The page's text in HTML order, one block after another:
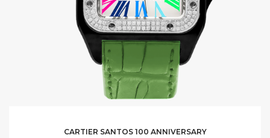
CARTIER SANTOS 100 ANNIVERSARY